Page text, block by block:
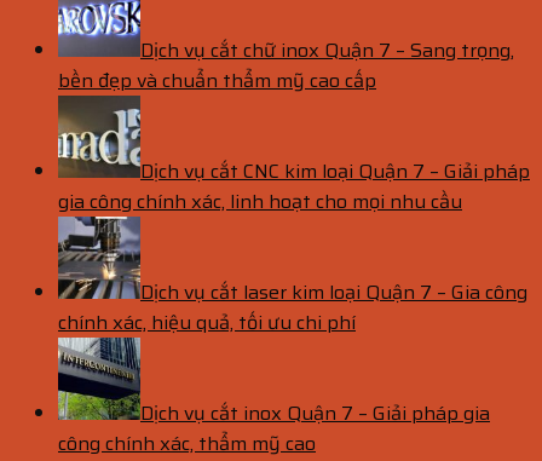
Dịch vụ cắt chữ inox Quận 7 – Sang trọng,
bền đẹp và chuẩn thẩm mỹ cao cấp
Dịch vụ cắt CNC kim loại Quận 7 – Giải pháp
gia công chính xác, linh hoạt cho mọi nhu cầu
Dịch vụ cắt laser kim loại Quận 7 – Gia công
chính xác, hiệu quả, tối ưu chi phí
Dịch vụ cắt inox Quận 7 – Giải pháp gia
công chính xác, thẩm mỹ cao